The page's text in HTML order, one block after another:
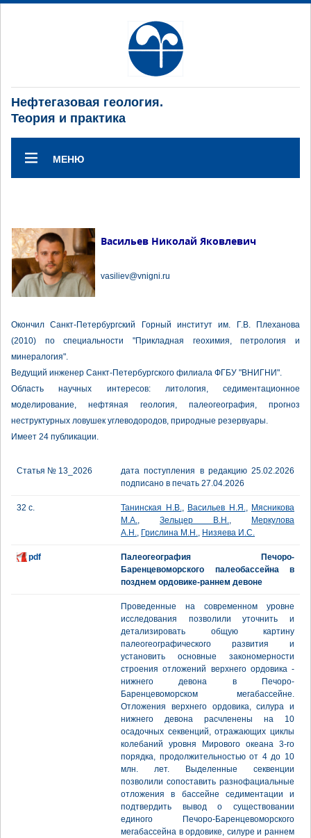
Нефтегазовая геология.
Теория и практика
МЕНЮ
Васильев Николай Яковлевич
vasiliev@vnigni.ru
Окончил Санкт-Петербургский Горный институт им. Г.В. Плеханова
(2010) по специальности "Прикладная геохимия, петрология и
минералогия".
Ведущий инженер Санкт-Петербургского филиала ФГБУ "ВНИГНИ".
Область научных интересов: литология, седиментационное
моделирование, нефтяная геология, палеогеография, прогноз
неструктурных ловушек углеводородов, природные резервуары.
Имеет 24 публикации.
Статья № 13_2026
дата поступления в редакцию 25.02.2026
подписано в печать 27.04.2026
32 с. Танинская Н.В., Васильев Н.Я., Мясникова
М.А., Зельцер В.Н.,
Меркулова
А.Н., Грислина М.Н., Низяева И.С.
pdf
Палеогеография Печоро-
Баренцевоморского палеобассейна в
позднем ордовике-раннем девоне
Проведенные на современном уровне
исследования позволили уточнить и
детализировать общую картину
палеогеографического развития и
установить основные закономерности
строения отложений верхнего ордовика -
нижнего девона в Печоро-
Баренцевоморском мегабассейне.
Отложения верхнего ордовика, силура и
нижнего девона расчленены на 10
осадочных секвенций, отражающих циклы
колебаний уровня Мирового океана 3-го
порядка, продолжительностью от 4 до 10
млн. лет. Выделенные секвенции
позволили сопоставить разнофациальные
отложения в бассейне седиментации и
подтвердить вывод о существовании
единого Печоро-Баренцевоморского
мегабассейна в ордовике, силуре и раннем